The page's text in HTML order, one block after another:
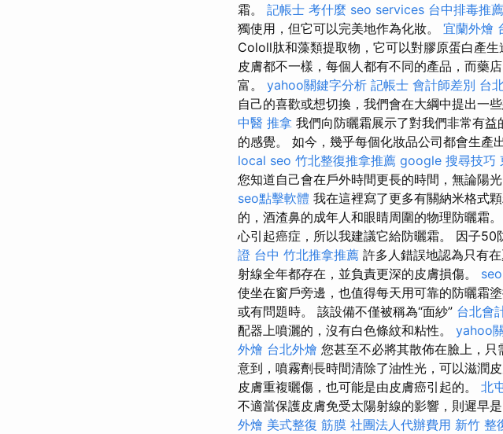
霜。 記帳士 考什麼 seo services 台中排毒推薦
獨使用，但它可以完美地作為化妝。 宜蘭外燴
Cololl肽和藻類提取物，它可以對膠原蛋白產
皮膚都不一樣，每個人都有不同的產品，而藥
富。 yahoo關鍵字分析 記帳士 會計師差別 台
自己的喜歡或想切換，我們會在大綱中提出一些
中醫 推拿 我們向防曬霜展示了對我們非常有
的感覺。 如今，幾乎每個化妝品公司都會生產
local seo 竹北整復推拿推薦 google 搜尋技巧
您知道自己會在戶外時間更長的時間，無論陽
seo點擊軟體 我在這裡寫了更多有關納米格式
的，酒渣鼻的成年人和眼睛周圍的物理防曬霜。
心引起癌症，所以我建議它給防曬霜。 因子50
證 台中 竹北推拿推薦 許多人錯誤地認為只有
射線全年都存在，並負責更深的皮膚損傷。
使坐在窗戶旁邊，也值得每天用可靠的防曬霜
或有問題時。 該設備不僅被稱為“面紗” 台北會
配器上噴灑的，沒有白色條紋和粘性。 yahoo
外燴 台北外燴 您甚至不必將其散佈在臉上，只
意到，噴霧劑長時間清除了油性光，可以滋潤
皮膚重複曬傷，也可能是由皮膚癌引起的。 北
不適當保護皮膚免受太陽射線的影響，則遲早
外燴 美式整復 筋膜 社團法人代辦費用 新竹 整